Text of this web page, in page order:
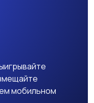
мобильном